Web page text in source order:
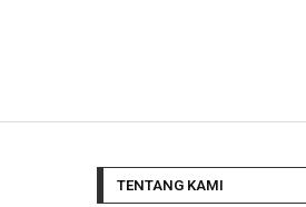
TENTANG KAMI